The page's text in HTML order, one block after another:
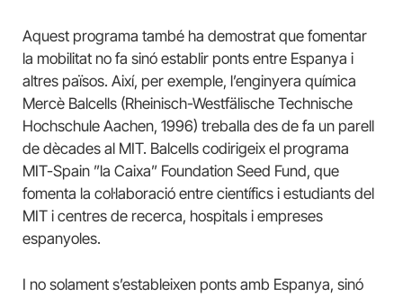
Aquest programa també ha demostrat que fomentar
la mobilitat no fa sinó establir ponts entre Espanya i
altres països. Així, per exemple, l’enginyera química
Mercè Balcells (Rheinisch-Westfälische Technische
Hochschule Aachen, 1996) treballa des de fa un parell
de dècades al MIT. Balcells codirigeix el programa
MIT-Spain ”la Caixa” Foundation Seed Fund, que
fomenta la col·laboració entre científics i estudiants del
MIT i centres de recerca, hospitals i empreses
espanyoles.
I no solament s’estableixen ponts amb Espanya, sinó